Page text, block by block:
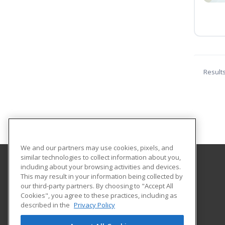
Indiana University Northwest
Academic Support
3400 Broadway
Gary, IN 46408 US
We and our partners may use cookies, pixels, and
similar technologies to collect information about you,
including about your browsing activities and devices.
This may result in your information being collected by
our third-party partners. By choosing to "Accept All
Cookies", you agree to these practices, including as
described in the Privacy Policy